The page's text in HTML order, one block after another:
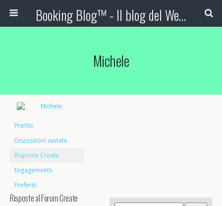
Booking Blog™ - Il blog del Web Marketing Turistico
Michele
Profilo
Discussioni avviate
Risposte Create
Engagements
Preferiti
Risposte al Forum Create